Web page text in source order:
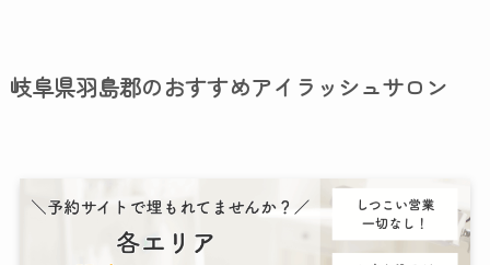
岐阜県羽島郡のおすすめアイラッシュサロン